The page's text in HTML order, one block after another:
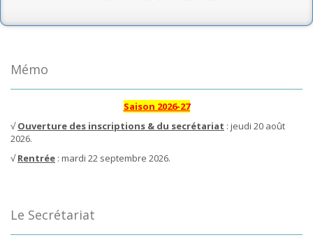
Mémo
Saison 2026-27
√Ouverture des inscriptions & du secrétariat : jeudi 20 août
2026.
√Rentrée : mardi 22 septembre 2026.
Le Secrétariat